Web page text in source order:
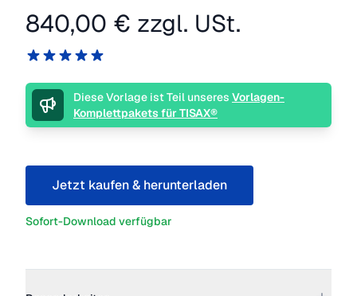
Produktinformation
840,00 € zzgl. USt.
Reviews
5 von 5 Sternen
BeschreibungDiese Vorlage ist Teil unseres Vorlagen-
Komplettpakets für TISAX®
Jetzt kaufen & herunterladen
Sofort-Download verfügbar